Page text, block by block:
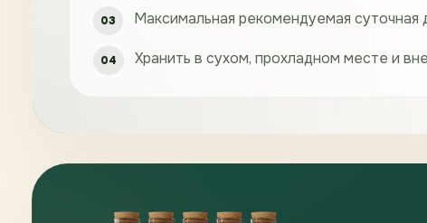
Максимальная рекомендуемая суточная
Хранить в сухом, прохладном месте и